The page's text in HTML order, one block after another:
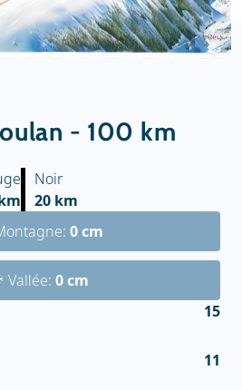
- 100 km
Noir
20 km
0 cm
Vallée: 0 cm
15
11